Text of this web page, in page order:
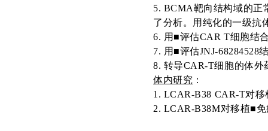
5. BCMA靶向结构域的正
了分析。用纯化的一级抗
6. 用■评估CAR T细胞结
7. 用■评估JNJ-68284528
8. 转导CAR-T细胞的体外
体内研究 ：
1. LCAR-B38 CAR-T对
2. LCAR-B38M对移植■